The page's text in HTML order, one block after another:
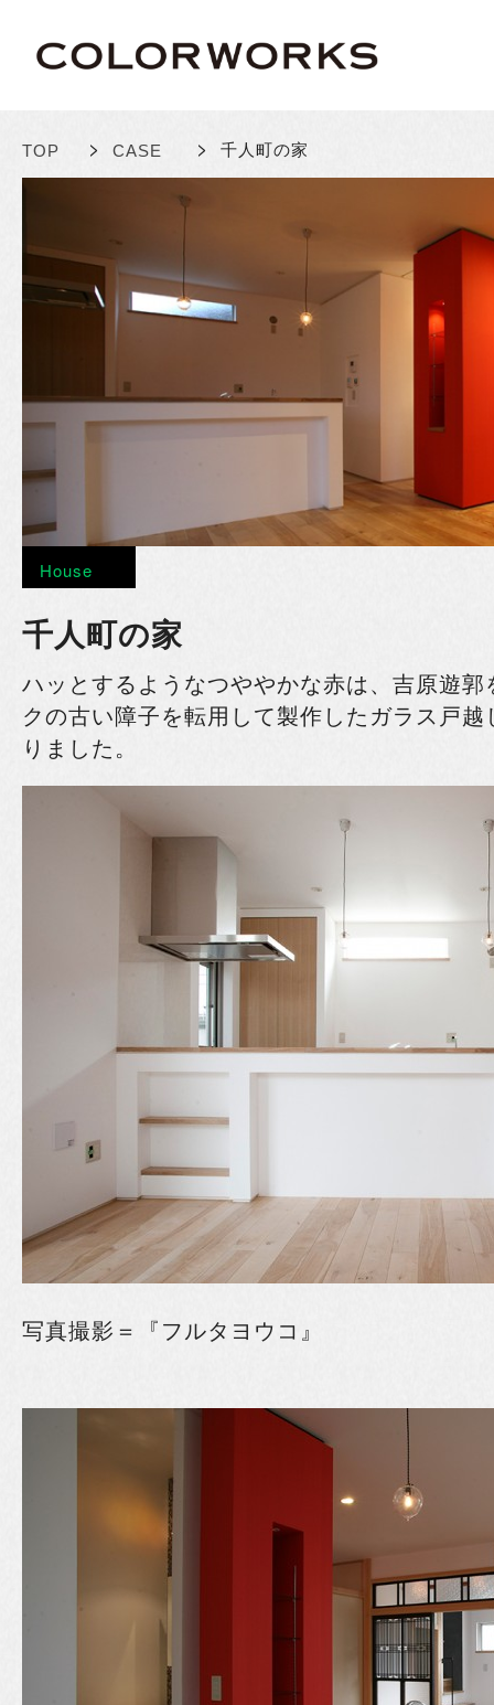
TOP > CASE > 千人町の家
House
千人町の家
ハッとするようなつややかな赤は、吉原遊
クの古い障子を転用して製作したガラス戸
りました。
写真撮影＝『フルタヨウコ』